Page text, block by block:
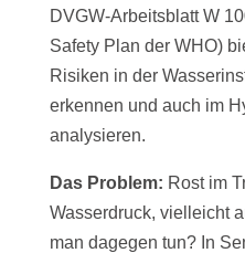
DVGW-Arbeitsblatt W
Safety Plan der WHO)
Risiken in der
erkennen und auch im
analysieren.
Das Problem: Rost im
Wasserdruck, vielleicht
man dagegen tun? In